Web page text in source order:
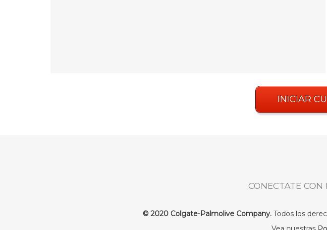
INICIAR
CONECTATE CON
© 2020 Colgate-Palmolive Company. Todos los